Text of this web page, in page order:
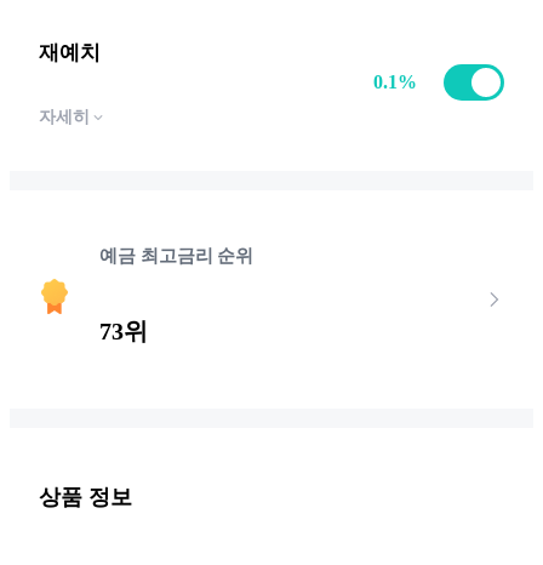
재예치
자세히
0.1%
예금 최고금리 순위
73위
상품 정보